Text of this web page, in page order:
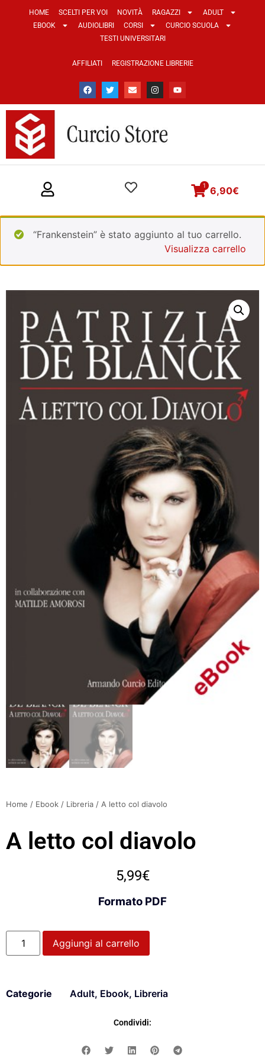
HOME SCELTI PER VOI NOVITÀ RAGAZZI
ADULT
EBOOK
AUDIOLIBRI CORSI
CURCIO SCUOLA
TESTI UNIVERSITARI
AFFILIATI REGISTRAZIONE LIBRERIE
6,90€
1
“Frankenstein” è stato aggiunto al tuo carrello.
Visualizza carrello
Home / Ebook / Libreria / A letto col diavolo
A letto col diavolo
5,99€
Formato PDF
Aggiungi al carrello
Categorie Adult, Ebook, Libreria
Condividi: